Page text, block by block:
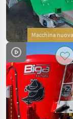
Macchina nuova